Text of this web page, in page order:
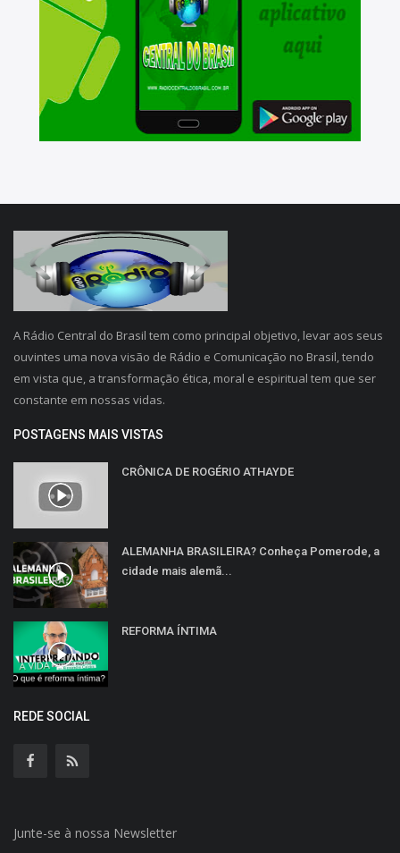
A Rádio Central do Brasil tem como principal objetivo, levar aos seus
ouvintes uma nova visão de Rádio e Comunicação no Brasil, tendo
em vista que, a transformação ética, moral e espiritual tem que ser
constante em nossas vidas.
POSTAGENS MAIS VISTAS
CRÔNICA DE ROGÉRIO ATHAYDE
ALEMANHA BRASILEIRA? Conheça Pomerode, a
cidade mais alemã...
REFORMA ÍNTIMA
REDE SOCIAL
Junte-se à nossa Newsletter